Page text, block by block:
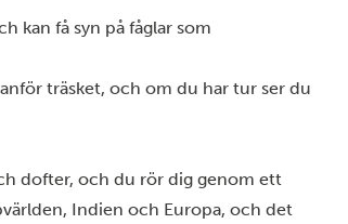
cookies
för att anpassa innehållet och annonserna till
analysföretag som vi samarbetar med.
med annan information som du har
kan få syn på fåglar som
träsket, och om du har tur ser du
dofter, och du rör dig genom ett
Indien och Europa, och det